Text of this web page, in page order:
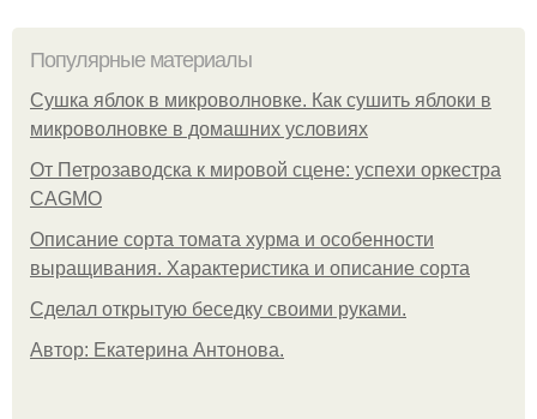
Популярные материалы
Сушка яблок в микроволновке. Как сушить яблоки в
микроволновке в домашних условиях
От Петрозаводска к мировой сцене: успехи оркестра
CAGMO
Описание сорта томата хурма и особенности
выращивания. Характеристика и описание сорта
Сделал открытую беседку своими руками.
Автор: Екатерина Антонова.